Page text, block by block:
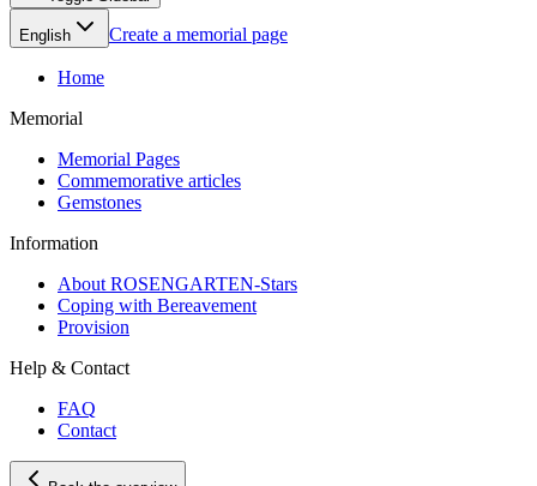
English Create a memorial page
Home
Memorial
Memorial Pages
Commemorative articles
Gemstones
Information
About ROSENGARTEN-Stars
Coping with Bereavement
Provision
Help & Contact
FAQ
Contact